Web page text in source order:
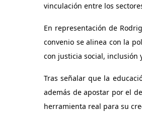
vinculación entre los
En representación de
convenio se alinea con la
con justicia social, inclusión
Tras señalar que la
además de apostar por el
herramienta real para su